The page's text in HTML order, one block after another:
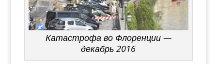
Катастрофа во Флоренции —
декабрь 2016